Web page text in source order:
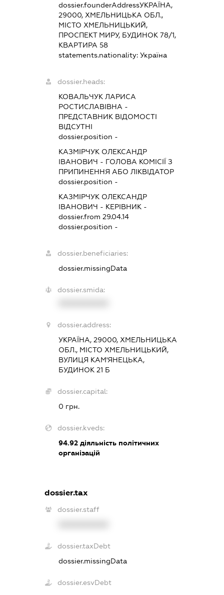
dossier.founderAddressУКРАЇНА,
29000, ХМЕЛЬНИЦЬКА ОБЛ.,
МІСТО ХМЕЛЬНИЦЬКИЙ,
ПРОСПЕКТ МИРУ, БУДИНОК 78/1,
КВАРТИРА 58
statements.nationality: Україна
dossier.heads:
КОВАЛЬЧУК ЛАРИСА
РОСТИСЛАВІВНА -
ПРЕДСТАВНИК ВІДОМОСТІ
ВІДСУТНІ
dossier.position -
КАЗМІРЧУК ОЛЕКСАНДР
ІВАНОВИЧ - ГОЛОВА КОМІСІЇ З
ПРИПИНЕННЯ АБО ЛІКВІДАТОР
dossier.position -
КАЗМІРЧУК ОЛЕКСАНДР
ІВАНОВИЧ - КЕРІВНИК -
dossier.from 29.04.14
dossier.position -
dossier.beneficiaries:
dossier.missingData
dossier.smida:
dossier.address:
УКРАЇНА, 29000, ХМЕЛЬНИЦЬКА
ОБЛ., МІСТО ХМЕЛЬНИЦЬКИЙ,
ВУЛИЦЯ КАМ'ЯНЕЦЬКА,
БУДИНОК 21 Б
dossier.capital:
0 грн.
dossier.kveds:
94.92діяльність політичних
організацій
dossier.tax
dossier.staff
dossier.taxDebt
dossier.missingData
dossier.esvDebt